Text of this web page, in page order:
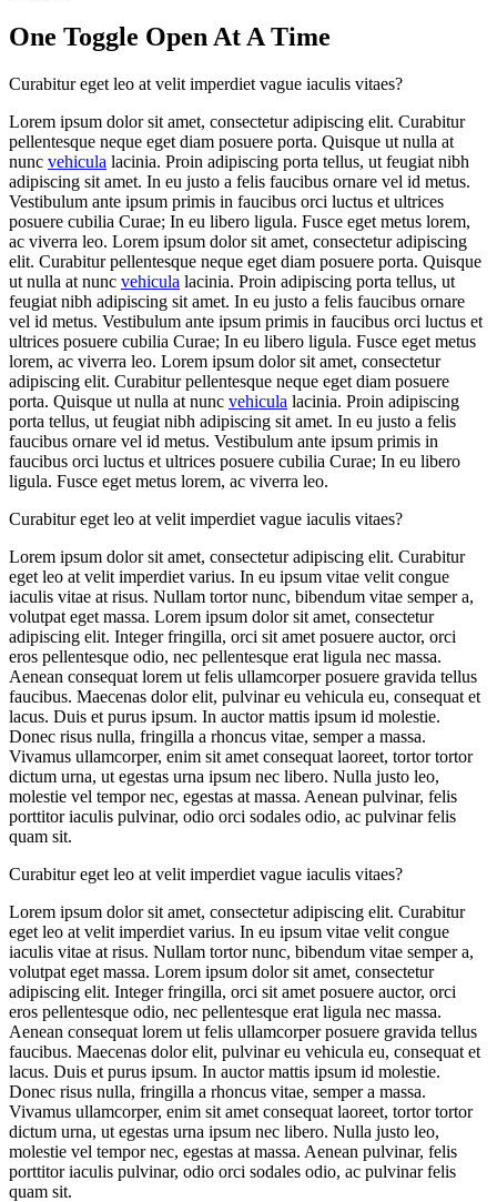
One Toggle Open At A Time
Curabitur eget leo at velit imperdiet vague iaculis vitaes?
Lorem ipsum dolor sit amet, consectetur adipiscing elit. Curabitur
pellentesque neque eget diam posuere porta. Quisque ut nulla at
nunc vehicula lacinia. Proin adipiscing porta tellus, ut feugiat nibh
adipiscing sit amet. In eu justo a felis faucibus ornare vel id metus.
Vestibulum ante ipsum primis in faucibus orci luctus et ultrices
posuere cubilia Curae; In eu libero ligula. Fusce eget metus lorem,
ac viverra leo. Lorem ipsum dolor sit amet, consectetur adipiscing
elit. Curabitur pellentesque neque eget diam posuere porta. Quisque
ut nulla at nunc vehicula lacinia. Proin adipiscing porta tellus, ut
feugiat nibh adipiscing sit amet. In eu justo a felis faucibus ornare
vel id metus. Vestibulum ante ipsum primis in faucibus orci luctus et
ultrices posuere cubilia Curae; In eu libero ligula. Fusce eget metus
lorem, ac viverra leo. Lorem ipsum dolor sit amet, consectetur
adipiscing elit. Curabitur pellentesque neque eget diam posuere
porta. Quisque ut nulla at nunc vehicula lacinia. Proin adipiscing
porta tellus, ut feugiat nibh adipiscing sit amet. In eu justo a felis
faucibus ornare vel id metus. Vestibulum ante ipsum primis in
faucibus orci luctus et ultrices posuere cubilia Curae; In eu libero
ligula. Fusce eget metus lorem, ac viverra leo.
Curabitur eget leo at velit imperdiet vague iaculis vitaes?
Lorem ipsum dolor sit amet, consectetur adipiscing elit. Curabitur
eget leo at velit imperdiet varius. In eu ipsum vitae velit congue
iaculis vitae at risus. Nullam tortor nunc, bibendum vitae semper a,
volutpat eget massa. Lorem ipsum dolor sit amet, consectetur
adipiscing elit. Integer fringilla, orci sit amet posuere auctor, orci
eros pellentesque odio, nec pellentesque erat ligula nec massa.
Aenean consequat lorem ut felis ullamcorper posuere gravida tellus
faucibus. Maecenas dolor elit, pulvinar eu vehicula eu, consequat et
lacus. Duis et purus ipsum. In auctor mattis ipsum id molestie.
Donec risus nulla, fringilla a rhoncus vitae, semper a massa.
Vivamus ullamcorper, enim sit amet consequat laoreet, tortor tortor
dictum urna, ut egestas urna ipsum nec libero. Nulla justo leo,
molestie vel tempor nec, egestas at massa. Aenean pulvinar, felis
porttitor iaculis pulvinar, odio orci sodales odio, ac pulvinar felis
quam sit.
Curabitur eget leo at velit imperdiet vague iaculis vitaes?
Lorem ipsum dolor sit amet, consectetur adipiscing elit. Curabitur
eget leo at velit imperdiet varius. In eu ipsum vitae velit congue
iaculis vitae at risus. Nullam tortor nunc, bibendum vitae semper a,
volutpat eget massa. Lorem ipsum dolor sit amet, consectetur
adipiscing elit. Integer fringilla, orci sit amet posuere auctor, orci
eros pellentesque odio, nec pellentesque erat ligula nec massa.
Aenean consequat lorem ut felis ullamcorper posuere gravida tellus
faucibus. Maecenas dolor elit, pulvinar eu vehicula eu, consequat et
lacus. Duis et purus ipsum. In auctor mattis ipsum id molestie.
Donec risus nulla, fringilla a rhoncus vitae, semper a massa.
Vivamus ullamcorper, enim sit amet consequat laoreet, tortor tortor
dictum urna, ut egestas urna ipsum nec libero. Nulla justo leo,
molestie vel tempor nec, egestas at massa. Aenean pulvinar, felis
porttitor iaculis pulvinar, odio orci sodales odio, ac pulvinar felis
quam sit.